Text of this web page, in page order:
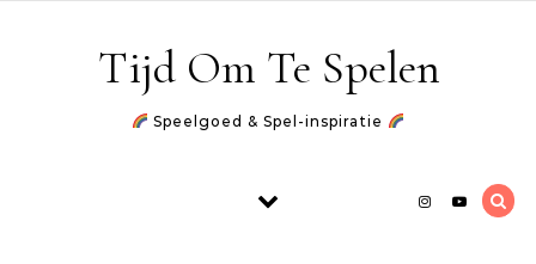
Tijd Om Te Spelen
Speelgoed & Spel-inspiratie